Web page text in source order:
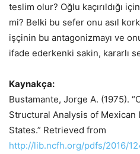
teslim olur? Oğlu kaçırıldığı
mi? Belki bu sefer onu asıl
işçinin bu antagonizmayı ve
ifade ederkenki sakin, kararlı
Kaynakça:
Bustamante, Jorge A. (1975).
Structural Analysis of
States.” Retrieved from
http://lib.ncfh.org/pdfs/2016/